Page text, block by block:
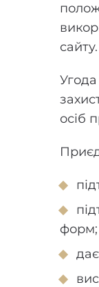
сайту.
осіб
форм;